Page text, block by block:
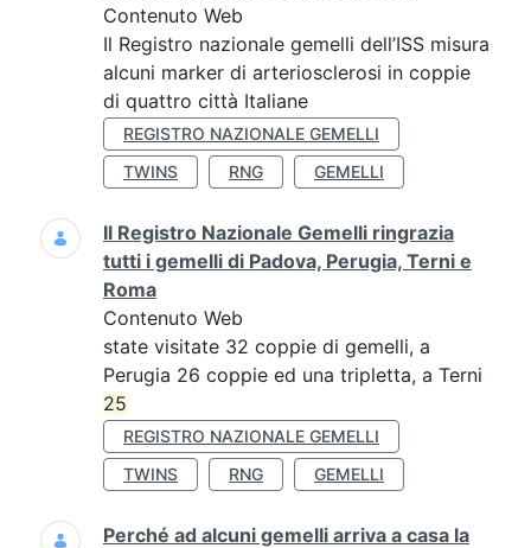
Contenuto Web
Il Registro nazionale gemelli dell’ISS misura
alcuni marker di arteriosclerosi in coppie
di quattro città Italiane
REGISTRO NAZIONALE GEMELLI
TWINS
RNG GEMELLI
Il Registro Nazionale Gemelli ringrazia
tutti i gemelli di Padova, Perugia, Terni e
Roma
Contenuto Web
state visitate 32 coppie di gemelli, a
Perugia 26 coppie ed una tripletta, a Terni
25
REGISTRO NAZIONALE GEMELLI
TWINS
RNG GEMELLI
Perché ad alcuni gemelli arriva a casa la